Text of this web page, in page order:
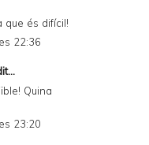
que és difícil!
22:36
Quina
23:20